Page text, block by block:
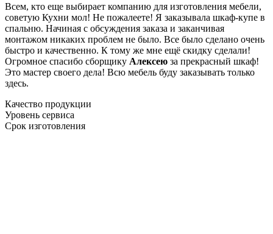
Всем, кто еще выбирает компанию для изготовления мебели,
советую Кухни мол! Не пожалеете! Я заказывала шкаф-купе в
спальню. Начиная с обсуждения заказа и заканчивая
монтажом никаких проблем не было. Все было сделано очень
быстро и качественно. К тому же мне ещё скидку сделали!
Огромное спасибо сборщику Алексею за прекрасный шкаф!
Это мастер своего дела! Всю мебель буду заказывать только
здесь.
Качество продукции
Уровень сервиса
Срок изготовления